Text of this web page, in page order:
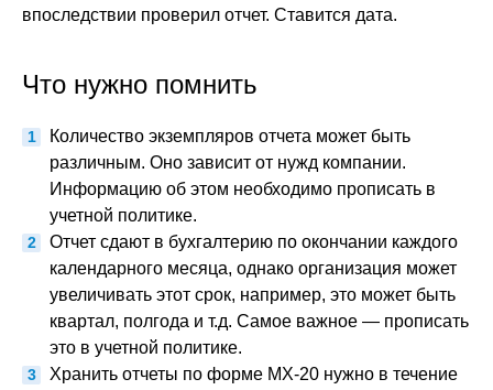
впоследствии проверил отчет. Ставится дата.
Что нужно помнить
Количество экземпляров отчета может быть
различным. Оно зависит от нужд компании.
Информацию об этом необходимо прописать в
учетной политике.
Отчет сдают в бухгалтерию по окончании каждого
календарного месяца, однако организация может
увеличивать этот срок, например, это может быть
квартал, полгода и т.д. Самое важное — прописать
это в учетной политике.
Хранить отчеты по форме МХ-20 нужно в течение